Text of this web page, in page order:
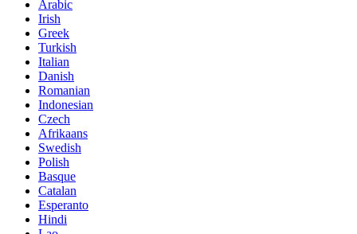
Arabic
Irish
Greek
Turkish
Italian
Danish
Romanian
Indonesian
Czech
Afrikaans
Swedish
Polish
Basque
Catalan
Esperanto
Hindi